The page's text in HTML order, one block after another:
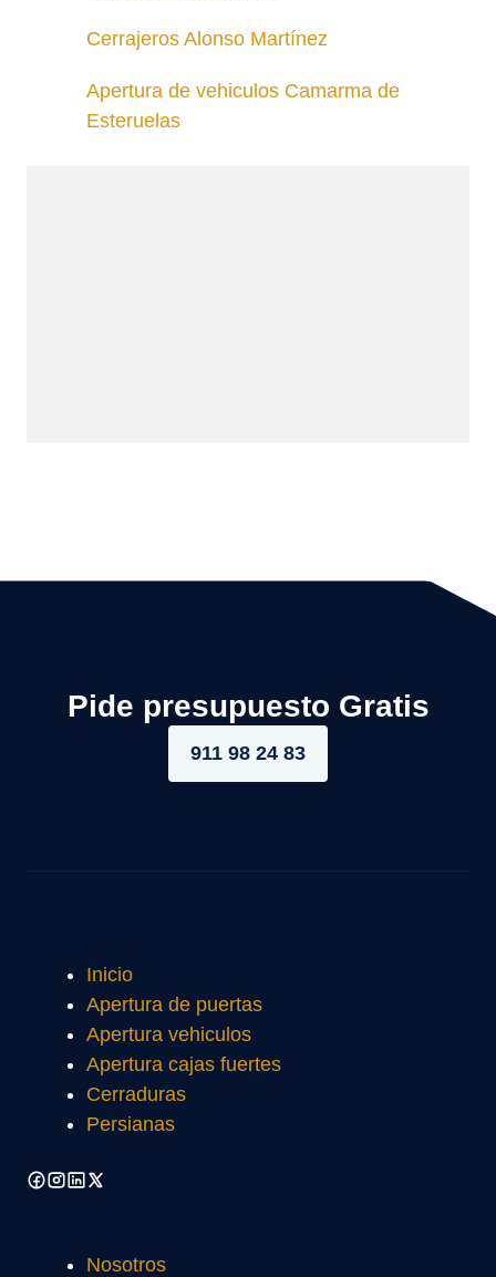
Cerrajeros Alonso Martínez
Apertura de vehiculos Camarma de
Esteruelas
Pide presupuesto Gratis
911 98 24 83
Inicio
Apertura de puertas
Apertura vehiculos
Apertura cajas fuertes
Cerraduras
Persianas
Nosotros